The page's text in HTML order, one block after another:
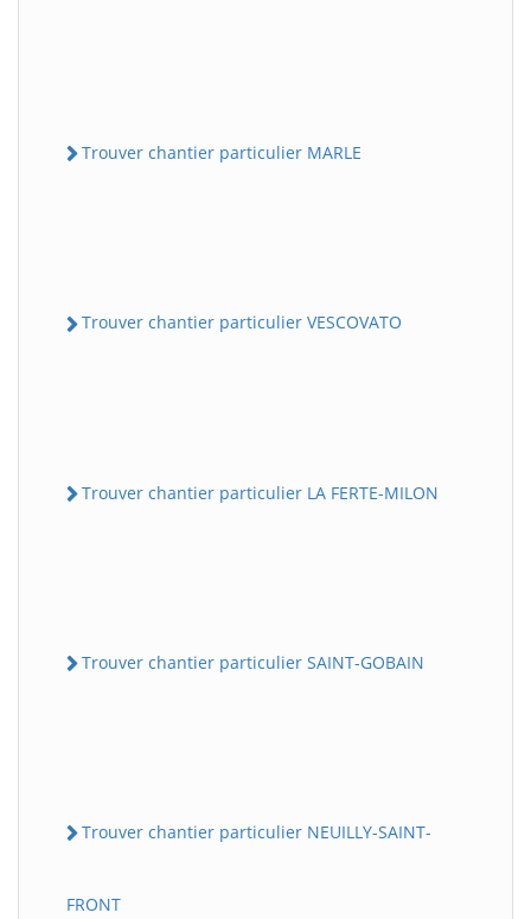
Trouver chantier particulier MARLE
Trouver chantier particulier VESCOVATO
Trouver chantier particulier LA FERTE-MILON
Trouver chantier particulier SAINT-GOBAIN
Trouver chantier particulier NEUILLY-SAINT-
FRONT